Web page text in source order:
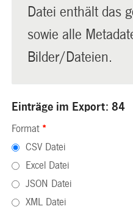
Datei enthält das
sowie alle
Bilder/Dateien.
Einträge im Export: 84
Format *
CSV Datei
Excel Datei
JSON Datei
XML Datei